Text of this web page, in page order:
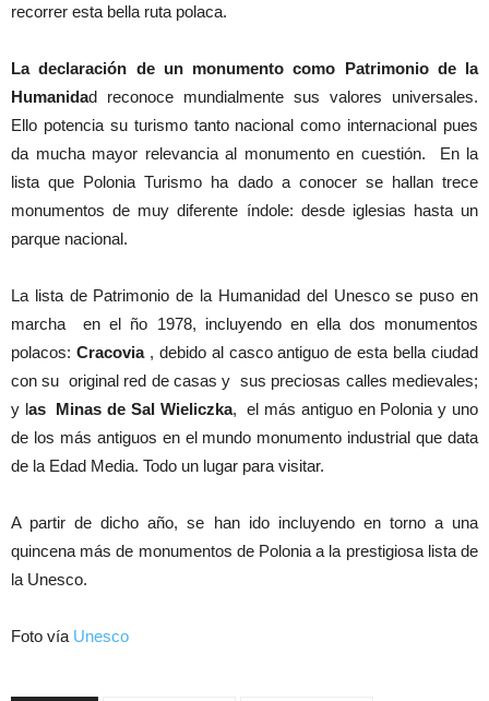
recorrer esta bella ruta polaca.
La declaración de un monumento como Patrimonio de la
Humanidad reconoce mundialmente sus valores universales.
Ello potencia su turismo tanto nacional como internacional pues
da mucha mayor relevancia al monumento en cuestión. En la
lista que Polonia Turismo ha dado a conocer se hallan trece
monumentos de muy diferente índole: desde iglesias hasta un
parque nacional.
La lista de Patrimonio de la Humanidad del Unesco se puso en
marcha en el ño 1978, incluyendo en ella dos monumentos
polacos: Cracovia, debido al casco antiguo de esta bella ciudad
con su original red de casas y sus preciosas calles medievales;
y las Minas de Sal Wieliczka, el más antiguo en Polonia y uno
de los más antiguos en el mundo monumento industrial que data
de la Edad Media. Todo un lugar para visitar.
A partir de dicho año, se han ido incluyendo en torno a una
quincena más de monumentos de Polonia a la prestigiosa lista de
la Unesco.
Foto vía Unesco